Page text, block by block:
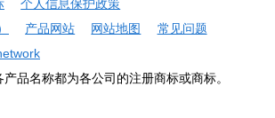
个人信息保护政策
产品网站 网站地图
常见问题
品名称都为各公司的注册商标或商标。